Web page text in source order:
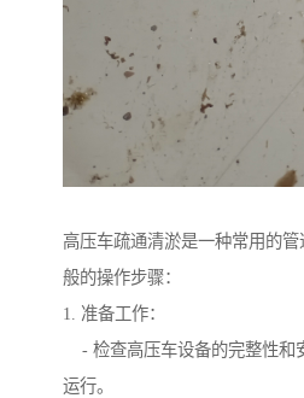
高压车疏通清淤是一种常用的
般的操作步骤：
1. 准备工作：
- 检查高压车设备的完整性和
运行。